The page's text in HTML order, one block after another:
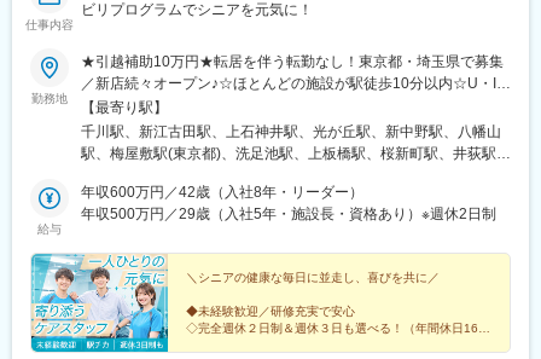
仕事内容
ビリプログラムでシニアを元気に！
勤務地
★引越補助10万円★転居を伴う転勤なし！東京都・埼玉県で募集
／新店続々オープン♪☆ほとんどの施設が駅徒歩10分以内☆U・Iタ
ーン歓迎☆希望勤務地を考慮☆自宅から通える範囲内での配属※目
安：1時間以内を想定【nagomiプラス】＜東京都＞■豊島区（千川
店）■練馬区（豊玉店、石神井店、高松店）■中野区（中野店）■
わ台店／2025年4月開設）■世田谷区（用賀店）【nagomi】＜東
京都＞■練馬区内（井荻店、大泉学園店、光が丘店、桜台店、武蔵
中央町店）■板橋区（徳丸店）■世田谷区（豪徳寺店、成城店）■
杉並区（荻窪店）■新宿区（神楽坂店、新宿落合店）■渋谷区（駒
場店）■中野区（弥生町店、野方店、笹塚店）■大田区（蒲田店）
■江東区（森下店）■調布市（西調布店）■西東京市（西東京店）■
府中市（西府中店）■国分寺市（国立店）＜埼玉県＞■さいたま市
【最寄り駅】
千川駅、新江古田駅、上石神井駅、光が丘駅、新中野駅、八幡山
駅、梅屋敷駅(東京都)、洗足池駅、上板橋駅、桜新町駅、井荻駅、
駅、東武練馬駅、豪徳寺駅、祖師ケ谷大蔵駅、荻窪駅、神楽坂
駅、中井駅、駒場東大前駅、西新宿五丁目駅、野方駅、笹塚駅、
新座駅、東長崎駅、中野新橋駅、芦花公園駅、大森町駅、長原駅
(東京都)、用賀駅、桜台駅(東京都)、富士見台駅、要町駅、山下駅
(東京都)、江戸川橋駅、下落合駅、代々木八幡駅、京急蒲田駅、住
吉駅(東京都)、中野富士見町駅、北千束駅、豊島園駅(都営線)、宮
の坂駅、牛込神楽坂駅、落合駅(東京都)、代々木上原駅、中野坂上
給与
年収600万円／42歳（入社8年・リーダー）
年収500万円／29歳（入社5年・施設長・資格あり）※週休2日制
＼シニアの健康な毎日に並走し、喜びを共に／
◆未経験歓迎／研修充実で安心
◇完全週休２日制＆週休３日も選べる！（年間休日162